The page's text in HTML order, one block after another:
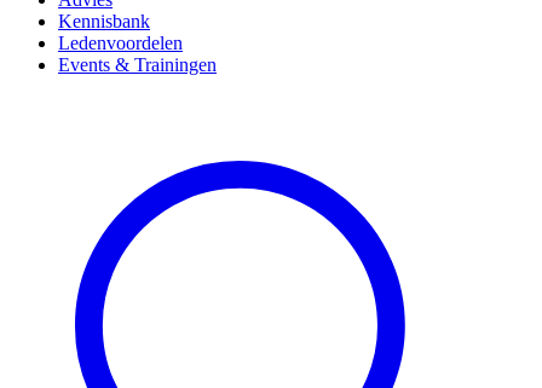
Kennisbank
Ledenvoordelen
Events & Trainingen